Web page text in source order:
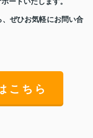
ぜひお気軽にお問い合
こちら